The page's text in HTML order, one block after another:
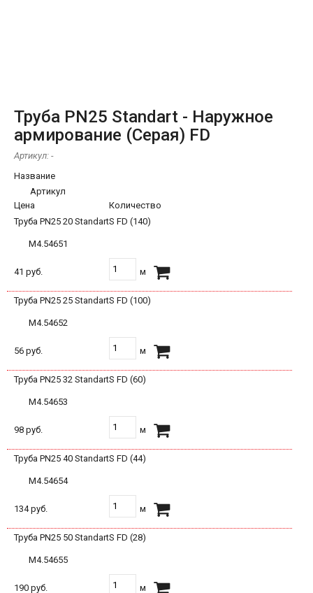
Труба PN25 Standart - Наружное
армирование (Серая) FD
Артикул: -
Название
Артикул
Цена
Количество
Труба PN25 20 StandartS FD (140)
М4.54651
41 руб. м
Труба PN25 25 StandartS FD (100)
М4.54652
56 руб. м
Труба PN25 32 StandartS FD (60)
М4.54653
98 руб. м
Труба PN25 40 StandartS FD (44)
М4.54654
134 руб. м
Труба PN25 50 StandartS FD (28)
М4.54655
190 руб. м